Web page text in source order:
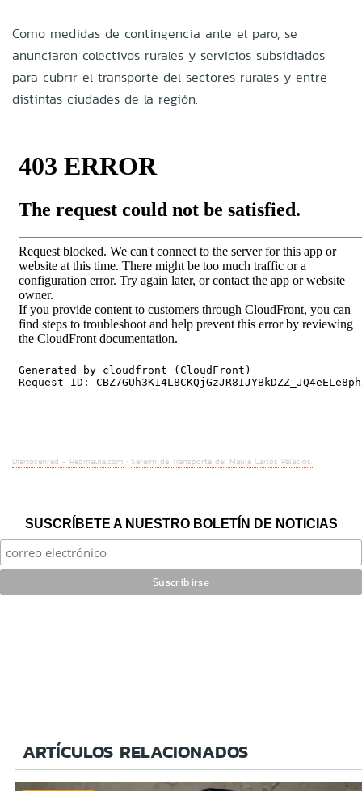
Como medidas de contingencia ante el paro, se
anunciaron colectivos rurales y servicios subsidiados
para cubrir el transporte del sectores rurales y entre
distintas ciudades de la región.
Diariosenred - Redmaule.com · Seremi de Transporte del Maule Carlos Palacios.
SUSCRÍBETE A NUESTRO BOLETÍN DE NOTICIAS
ARTÍCULOS RELACIONADOS